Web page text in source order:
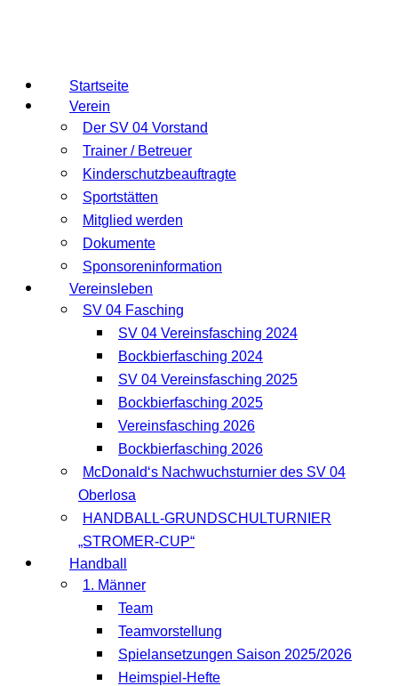
Startseite
Verein
Der SV 04 Vorstand
Trainer / Betreuer
Kinderschutzbeauftragte
Sportstätten
Mitglied werden
Dokumente
Sponsoreninformation
Vereinsleben
SV 04 Fasching
SV 04 Vereinsfasching 2024
Bockbierfasching 2024
SV 04 Vereinsfasching 2025
Bockbierfasching 2025
Vereinsfasching 2026
Bockbierfasching 2026
McDonald‘s Nachwuchsturnier des SV 04
Oberlosa
HANDBALL-GRUNDSCHULTURNIER
„STROMER-CUP“
Handball
1. Männer
Team
Teamvorstellung
Spielansetzungen Saison 2025/2026
Heimspiel-Hefte